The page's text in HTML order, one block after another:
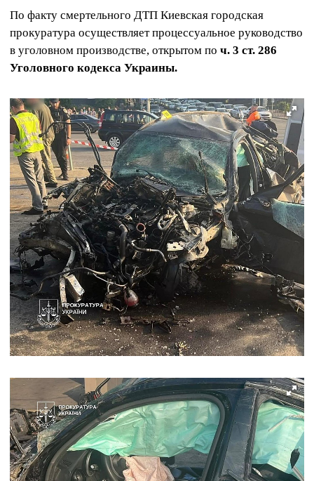
По факту смертельного ДТП Киевская городская
прокуратура осуществляет процессуальное руководство
в уголовном производстве, открытом по ч. 3 ст. 286
Уголовного кодекса Украины.